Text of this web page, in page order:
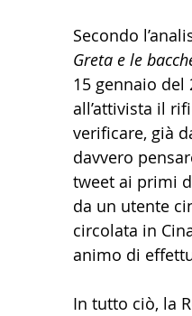
Secondo
Greta e le
15 gennaio del
all’attivista il
verificare, già
davvero
tweet ai primi
da un utente
circolata in
animo di
In tutto ciò, la